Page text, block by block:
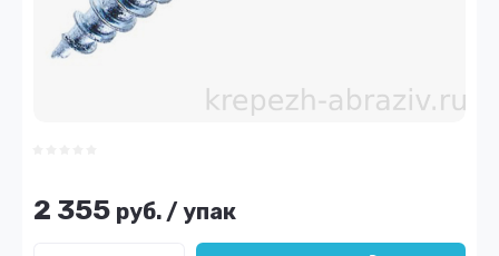
2 355 руб. /упак